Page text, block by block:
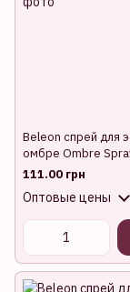
Beleon спрей для
омбре Ombre
№08, 10гр
111.00 грн
Оптовые цены